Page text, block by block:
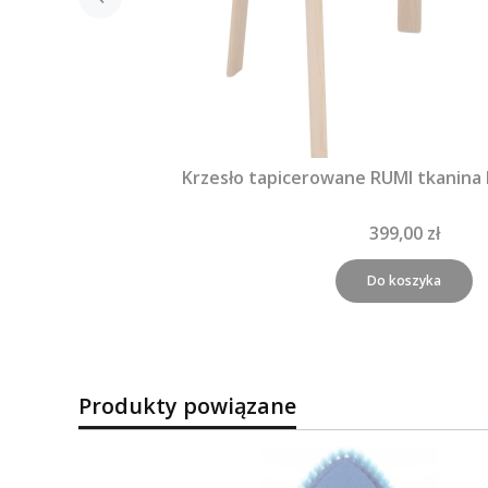
Krzesło tapicerowane RUMI
399,00 zł
Do koszyka
Produkty powiązane